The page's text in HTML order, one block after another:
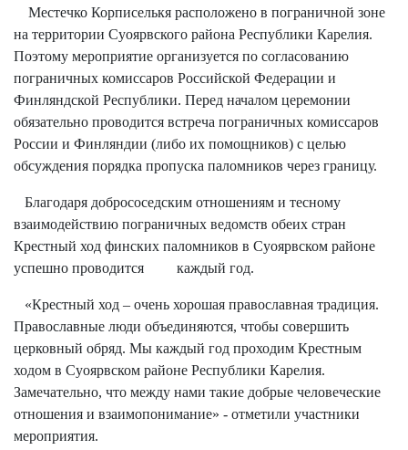
Местечко Корписелькя расположено в пограничной зоне
на территории Суоярвского района Республики Карелия.
Поэтому мероприятие организуется по согласованию
пограничных комиссаров Российской Федерации и
Финляндской Республики. Перед началом церемонии
обязательно проводится встреча пограничных комиссаров
России и Финляндии (либо их помощников) с целью
обсуждения порядка пропуска паломников через границу.
Благодаря добрососедским отношениям и тесному
взаимодействию пограничных ведомств обеих стран
Крестный ход финских паломников в Суоярвском районе
успешно проводится каждый год.
«Крестный ход – очень хорошая православная традиция.
Православные люди объединяются, чтобы совершить
церковный обряд. Мы каждый год проходим Крестным
ходом в Суоярвском районе Республики Карелия.
Замечательно, что между нами такие добрые человеческие
отношения и взаимопонимание» - отметили участники
мероприятия.